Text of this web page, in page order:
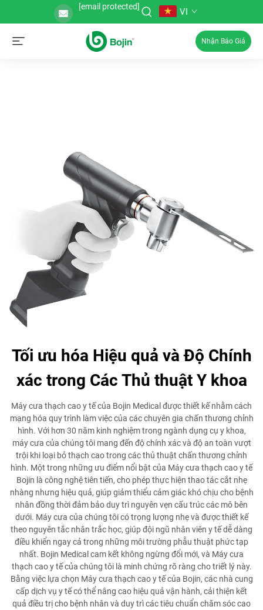
[email protected] VI
Nhận Báo Giá
Tối ưu hóa Hiệu quả và Độ Chính
xác trong Các Thủ thuật Y khoa
Máy cưa thạch cao y tế của Bojin Medical được thiết kế nhằm cách
mạng hóa quy trình làm việc của các chuyên gia chấn thương chỉnh
hình. Với hơn 30 năm kinh nghiệm trong ngành dụng cụ y khoa,
máy cưa của chúng tôi mang đến độ chính xác và độ an toàn vượt
trội khi loại bỏ thạch cao trong các thủ thuật chấn thương chỉnh
hình. Một trong những ưu điểm nổi bật của Máy cưa thạch cao y tế
Bojin là công nghệ tiên tiến, cho phép thực hiện thao tác cắt nhẹ
nhàng nhưng hiệu quả, giúp giảm thiểu cảm giác khó chịu cho bệnh
nhân đồng thời đảm bảo duy trì nguyên vẹn cấu trúc các mô bên
dưới. Máy cưa của chúng tôi có trọng lượng nhẹ và được thiết kế
theo nguyên tắc nhân trắc học, giúp đội ngũ nhân viên y tế dễ dàng
điều khiển ngay cả trong những môi trường phẫu thuật phức tạp
nhất. Bojin Medical cam kết không ngừng đổi mới, và Máy cưa
thạch cao y tế của chúng tôi là minh chứng rõ ràng cho triết lý này.
Bằng việc lựa chọn Máy cưa thạch cao y tế của Bojin, các nhà cung
cấp dịch vụ y tế có thể nâng cao hiệu quả vận hành, cải thiện kết
quả điều trị cho bệnh nhân và duy trì các tiêu chuẩn chăm sóc cao